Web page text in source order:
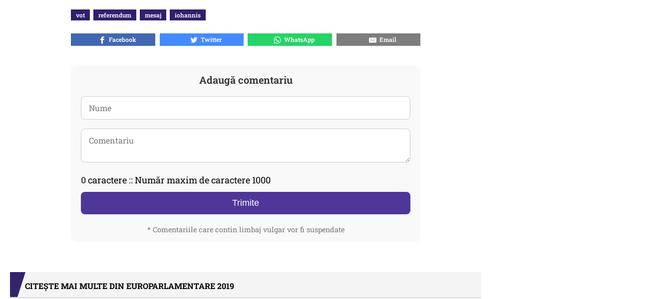
vot referendum mesaj iohannis
Facebook Twitter WhatsApp Email
Adaugă comentariu
0caractere :: Număr maxim de caractere 1000
Trimite
* Comentariile care contin limbaj vulgar vor fi suspendate
CITEȘTE MAI MULTE DIN EUROPARLAMENTARE 2019